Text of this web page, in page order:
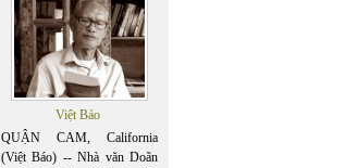
Việt Báo
QUẬN CAM, California
(Việt Báo) -- Nhà văn Doãn